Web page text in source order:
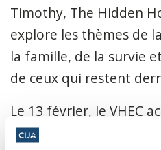
Timothy, The Hidden
explore les thèmes de
la famille, de la survie
de ceux qui restent
Le 13 février, le VHEC
l'enregistrement du